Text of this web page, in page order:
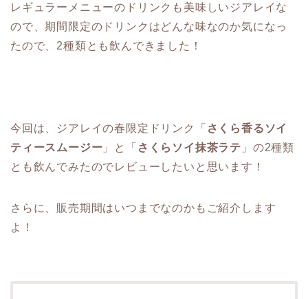
レギュラーメニューのドリンクも美味しいジアレイな
ので、期間限定のドリンクはどんな味なのか気になっ
たので、2種類とも飲んできました！
今回は、ジアレイの春限定ドリンク「 さくら香るソイ
ティースムージー 」と「 さくらソイ抹茶ラテ 」の2種類
とも飲んでみたのでレビューしたいと思います！
さらに、販売期間はいつまでなのかもご紹介します
よ！